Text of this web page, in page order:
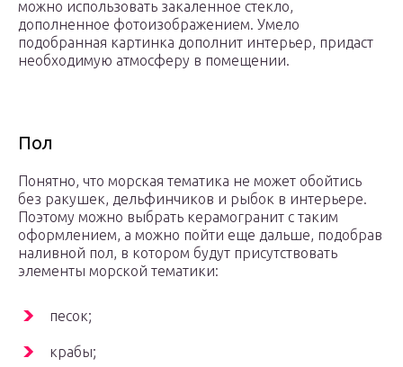
можно использовать закаленное стекло,
дополненное фотоизображением. Умело
подобранная картинка дополнит интерьер, придаст
необходимую атмосферу в помещении.
Пол
Понятно, что морская тематика не может обойтись
без ракушек, дельфинчиков и рыбок в интерьере.
Поэтому можно выбрать керамогранит с таким
оформлением, а можно пойти еще дальше, подобрав
наливной пол, в котором будут присутствовать
элементы морской тематики:
песок;
крабы;